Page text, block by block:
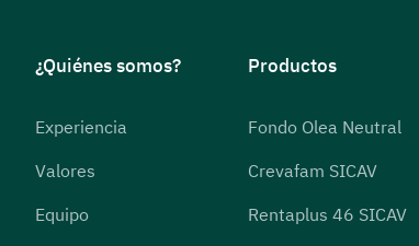
¿Quiénes somos?
Experiencia
Valores
Equipo
Productos
Fondo Olea Neutral
Crevafam SICAV
Rentaplus 46 SICAV